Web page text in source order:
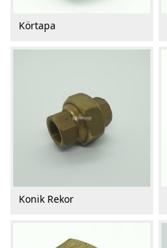
Körtapa
Konik Rekor